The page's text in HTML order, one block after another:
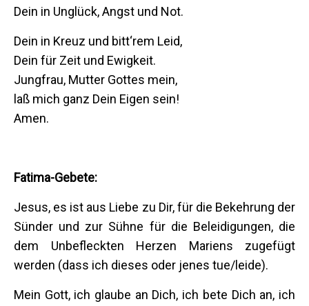
Dein in Unglück, Angst und Not.
Dein in Kreuz und bitt‘rem Leid,
Dein für Zeit und Ewigkeit.
Jungfrau, Mutter Gottes mein,
laß mich ganz Dein Eigen sein!
Amen.
Fatima-Gebete:
Jesus, es ist aus Liebe zu Dir, für die Bekehrung der
Sünder und zur Sühne für die Beleidigungen, die
dem Unbefleckten Herzen Mariens zugefügt
werden (dass ich dieses oder jenes tue/leide).
Mein Gott, ich glaube an Dich, ich bete Dich an, ich